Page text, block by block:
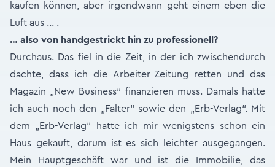
kaufen können, aber irgendwann geht einem eben die
Luft aus … .
… also von handgestrickt hin zu profes­sionell?
Durchaus. Das fiel in die Zeit, in der ich zwischendurch
dachte, dass ich die Arbeiter-Zeitung retten und das
Magazin „New Business“ finanzieren muss. Damals hatte
ich auch noch den „Falter“ sowie den „Erb-Verlag“. Mit
dem „Erb-Verlag“ hatte ich mir wenigstens schon ein
Haus gekauft, darum ist es sich leichter ausgegangen.
Mein Hauptgeschäft war und ist die Immobilie, das